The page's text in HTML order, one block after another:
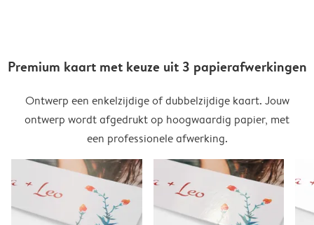
Premium kaart met keuze uit 3 papierafwerkingen
Ontwerp een enkelzijdige of dubbelzijdige kaart. Jouw
ontwerp wordt afgedrukt op hoogwaardig papier, met
een professionele afwerking.